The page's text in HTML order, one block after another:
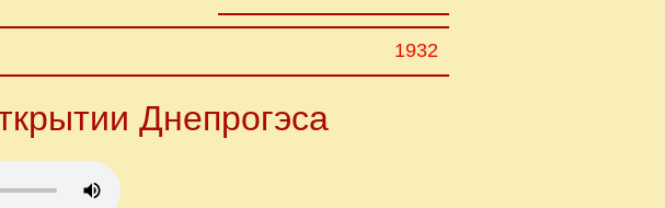
1932
Днепрогэса